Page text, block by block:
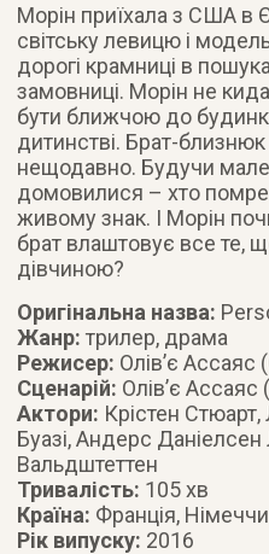
Морін приїхала з США в
світську левицю і
дорогі крамниці в
замовниці. Морін не
бути ближчою до
дитинстві. Брат-
нещодавно. Будучи
домовилися – хто
живому знак. І Морін
брат влаштовує все те,
дівчиною?
Оригінальна назва:
Жанр:трилер, драма
Режисер: Олів’є Ассаяс
Сценарій: Олів’є
Актори: Крістен Стюарт,
Буазі, Андерс
Вальдштеттен
Тривалість: 105 хв
Країна: Францiя,
Рік випуску: 2016